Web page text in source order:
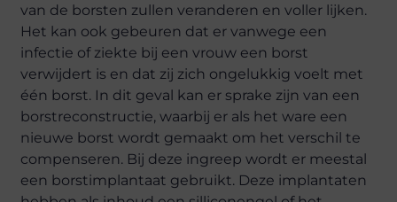
van de borsten zullen veranderen en voller lijken.
Het kan ook gebeuren dat er vanwege een
infectie of ziekte bij een vrouw een borst
verwijdert is en dat zij zich ongelukkig voelt met
één borst. In dit geval kan er sprake zijn van een
borstreconstructie, waarbij er als het ware een
nieuwe borst wordt gemaakt om het verschil te
compenseren. Bij deze ingreep wordt er meestal
een borstimplantaat gebruikt. Deze implantaten